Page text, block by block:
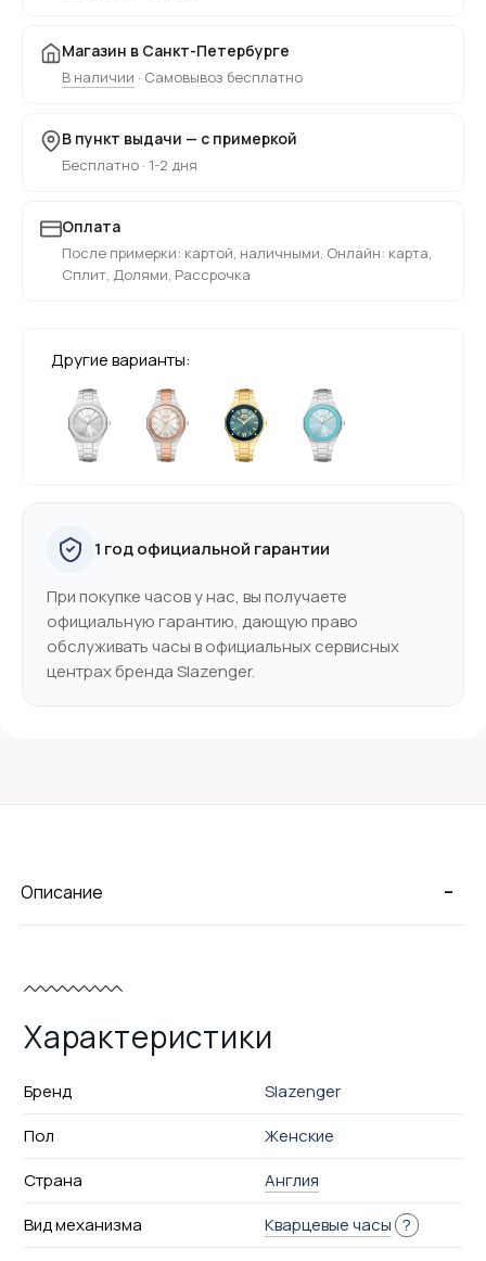
Магазин в Санкт-Петербурге
В наличии · Самовывоз бесплатно
В пункт выдачи — с примеркой
Бесплатно · 1-2 дня
Оплата
После примерки: картой, наличными. Онлайн: карта,
Сплит, Долями, Рассрочка
Другие варианты:
1 год официальной гарантии
При покупке часов у нас, вы получаете
официальную гарантию, дающую право
обслуживать часы в официальных сервисных
центрах бренда Slazenger.
-
Описание
Характеристики
Бренд
Slazenger
Пол
Женские
Страна
Англия
Вид механизма
Кварцевые часы ?